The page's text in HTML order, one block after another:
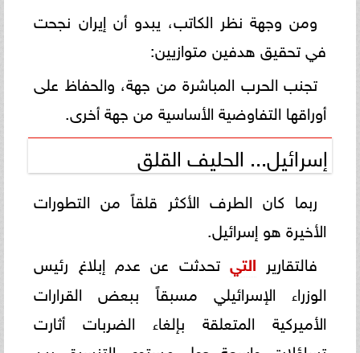
ومن وجهة نظر الكاتب، يبدو أن إيران نجحت
في تحقيق هدفين متوازيين:
تجنب الحرب المباشرة من جهة، والحفاظ على
أوراقها التفاوضية الأساسية من جهة أخرى.
إسرائيل... الحليف القلق
ربما كان الطرف الأكثر قلقاً من التطورات
الأخيرة هو إسرائيل.
فالتقارير التيتحدثت عن عدم إبلاغ رئيس
الوزراء الإسرائيلي مسبقاً ببعض القرارات
الأميركية المتعلقة بإلغاء الضربات أثارت